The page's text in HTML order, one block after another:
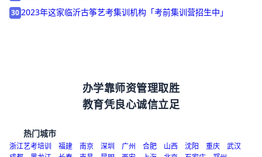
29 长春声乐培训哪里好 要多少钱呢?
办学靠师资管理取胜
热门城市